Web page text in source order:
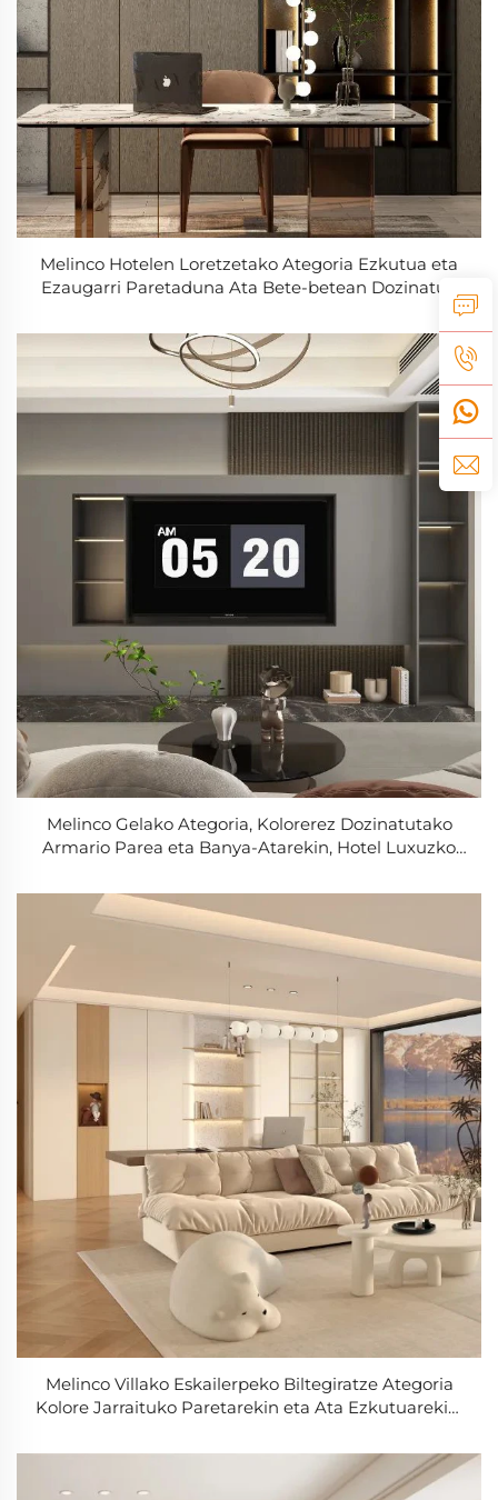
Melinco Hotelen Loretzetako Ategoria Ezkutua eta
Ezaugarri Paretaduna Ata Bete-betean Dozinatua
Melinco Gelako Ategoria, Kolorerez Dozinatutako
Armario Parea eta Banya-Atarekin, Hotel Luxuzko
Melinco Villako Eskailerpeko Biltegiratze Ategoria
Kolore Jarraituko Paretarekin eta Ata Ezkutuarekin,